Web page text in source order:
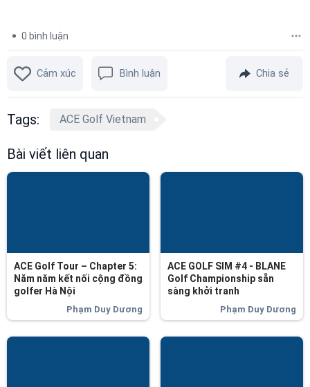
0 bình luận
Cảm xúc Bình luận Chia sẻ
Tags: ACE Golf Vietnam
Bài viết liên quan
ACE Golf Tour – Chapter 5:
Năm năm kết nối cộng đồng
golfer Hà Nội
Phạm Duy Dương
ACE GOLF SIM #4 - BLANE
Golf Championship sẵn
sàng khởi tranh
Phạm Duy Dương